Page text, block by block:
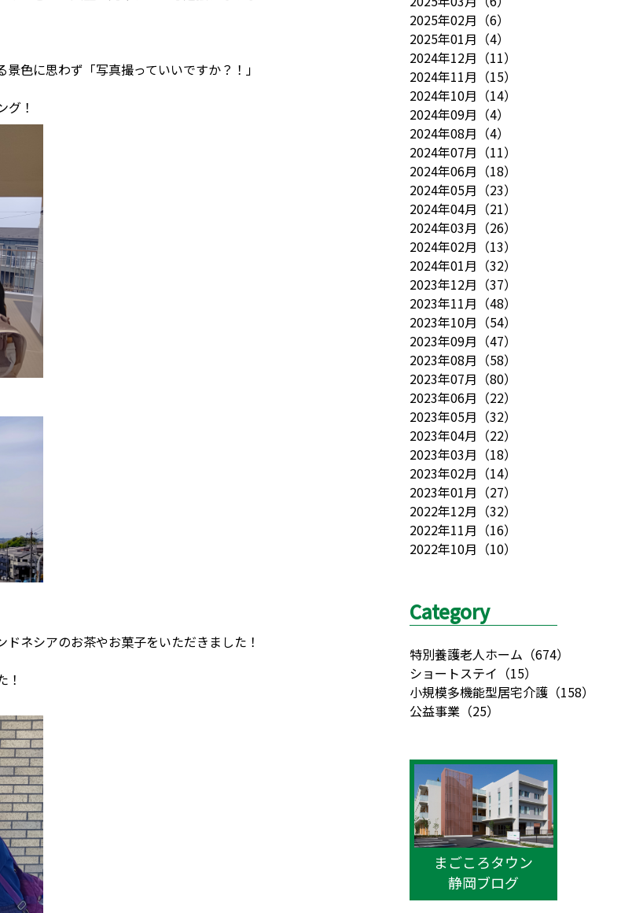
色に思わず「写真撮っていいですか？！」
グ！
ネシアのお茶やお菓子をいただきました！
！
2025年02月 （6）
2025年01月 （4）
2024年12月 （11）
2024年11月 （15）
2024年10月 （14）
2024年09月 （4）
2024年08月 （4）
2024年07月 （11）
2024年06月 （18）
2024年05月 （23）
2024年04月 （21）
2024年03月 （26）
2024年02月 （13）
2024年01月 （32）
2023年12月 （37）
2023年11月 （48）
2023年10月 （54）
2023年09月 （47）
2023年08月 （58）
2023年07月 （80）
2023年06月 （22）
2023年05月 （32）
2023年04月 （22）
2023年03月 （18）
2023年02月 （14）
2023年01月 （27）
2022年12月 （32）
2022年11月 （16）
2022年10月 （10）
Category
特別養護老人ホーム （674）
ショートステイ （15）
小規模多機能型居宅介護 （158）
公益事業 （25）
まごころタウン
静岡ブログ